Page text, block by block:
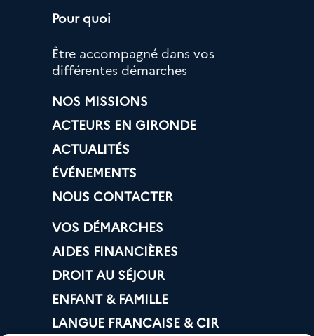
Pour quoi
Être accompagné dans vos
différentes démarches
NOS MISSIONS
ACTEURS EN GIRONDE
ACTUALITÉS
ÉVÉNEMENTS
NOUS CONTACTER
VOS DÉMARCHES
AIDES FINANCIÈRES
DROIT AU SÉJOUR
ENFANT & FAMILLE
LANGUE FRANCAISE & CIR